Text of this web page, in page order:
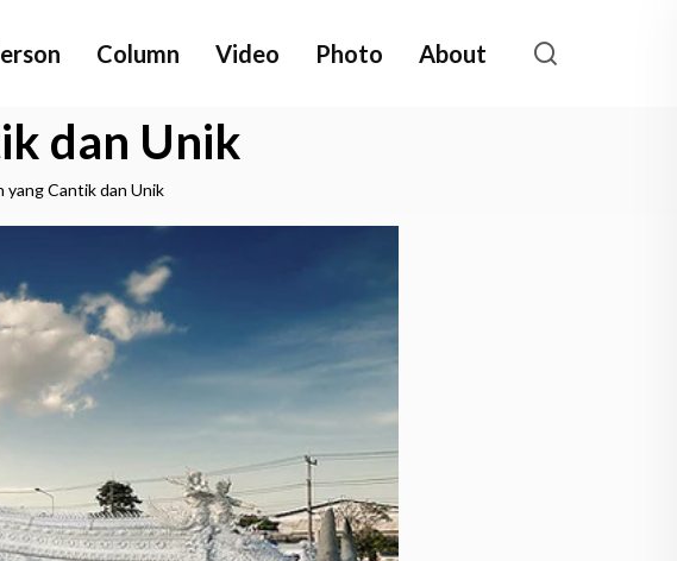
Column Video Photo About
dan Unik
yang Cantik dan Unik